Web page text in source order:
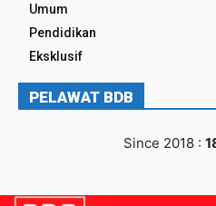
Umum
Pendidikan
Eksklusif
PELAWAT BDB
Since 2018 :